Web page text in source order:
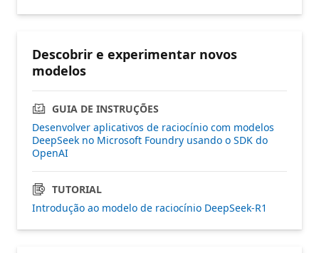
Descobrir e experimentar novos
modelos
GUIA DE INSTRUÇÕES
Desenvolver aplicativos de raciocínio com modelos
DeepSeek no Microsoft Foundry usando o SDK do
OpenAI
TUTORIAL
Introdução ao modelo de raciocínio DeepSeek-R1